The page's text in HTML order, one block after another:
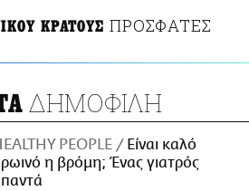
ΚΡΑΤΟΥΣ ΠΡΟΣΦΑΤΕΣ
ΔΗΜΟΦΙΛΗ
PEOPLE
Είναι καλό
η βρόμη; Ένας γιατρός